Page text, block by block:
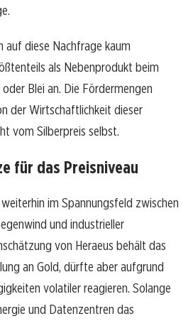
auf diese Nachfrage kaum
als Nebenprodukt beim
Blei an. Die Fördermengen
der Wirtschaftlichkeit dieser
vom Silberpreis selbst.
für das Preisniveau
im Spannungsfeld zwischen
und industrieller
von Heraeus behält das
an Gold, dürfte aber aufgrund
volatiler reagieren. Solange
und Datenzentren das